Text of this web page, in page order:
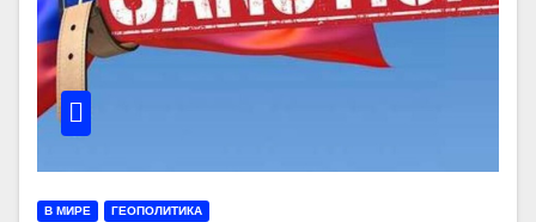
В МИРЕ ГЕОПОЛИТИКА